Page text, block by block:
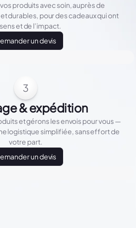
produits avec soin, auprès de
durables, pour des cadeaux qui ont
et de l’impact.
un devis
3
& expédition
et gérons les envois pour vous —
logistique simplifiée, sans effort de
votre part.
un devis